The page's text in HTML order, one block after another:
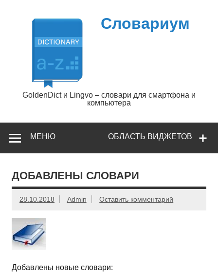
содержимому
Словариум
GoldenDict и Lingvo – словари для смартфона и
компьютера
ОБЛАСТЬ ВИДЖЕТОВ
МЕНЮ
ДОБАВЛЕНЫ СЛОВАРИ
28.10.2018 Admin Оставить комментарий
Добавлены новые словари: